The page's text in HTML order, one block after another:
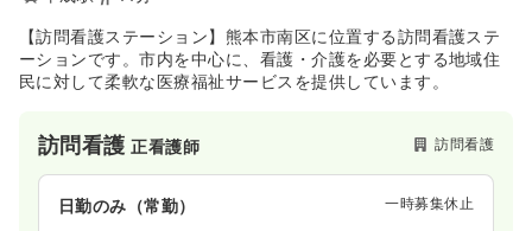
【訪問看護ステーション】熊本市南区に位置する訪問看護ステ
ーションです。市内を中心に、看護・介護を必要とする地域住
民に対して柔軟な医療福祉サービスを提供しています。
訪問看護正看護師 訪問看護
日勤のみ（常勤） 一時募集休止